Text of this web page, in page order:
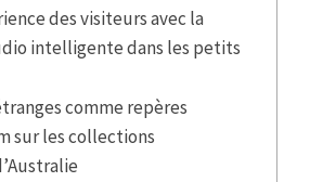
des visiteurs avec la
intelligente dans les petits
comme repères
sur les collections